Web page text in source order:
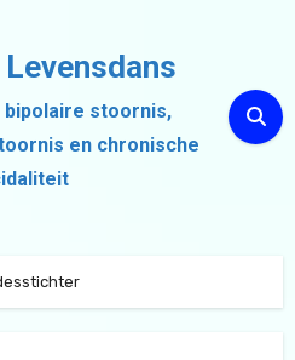
bipolaire stoornis,
en chronische